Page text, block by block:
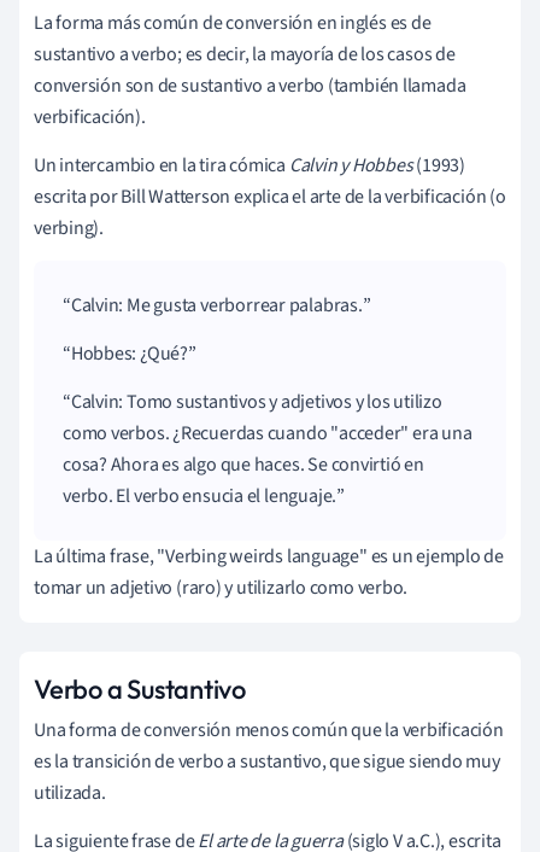
La forma más común de conversión en inglés es de
sustantivo a verbo; es decir, la mayoría de los casos de
conversión son de sustantivo a verbo (también llamada
verbificación).
Un intercambio en la tira cómica Calvin y Hobbes(1993)
escrita por Bill Watterson explica el arte de la verbificación (o
verbing).
Calvin: Me gusta verborrear palabras.
Hobbes: ¿Qué?
Calvin: Tomo sustantivos y adjetivos y los utilizo
como verbos. ¿Recuerdas cuando "acceder" era una
cosa? Ahora es algo que haces. Se convirtió en
verbo. El verbo ensucia el lenguaje.
La última frase, "Verbing weirds language" es un ejemplo de
tomar un adjetivo (raro) y utilizarlo como verbo.
Verbo a Sustantivo
Una forma de conversión menos común que la verbificación
es la transición de verbo a sustantivo, que sigue siendo muy
utilizada.
La siguiente frase deEl arte de la guerra(siglo V a.C.), escrita